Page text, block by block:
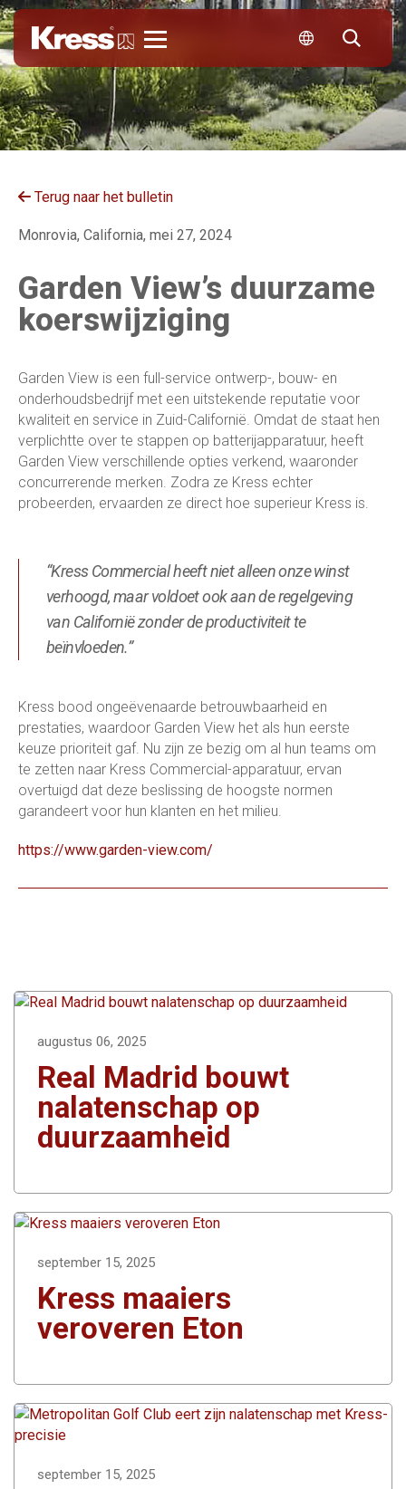
Terug naar het bulletin
Monrovia, California, mei 27, 2024
Garden View’s duurzame
koerswijziging
Garden View is een full-service ontwerp-, bouw- en
onderhoudsbedrijf met een uitstekende reputatie voor
kwaliteit en service in Zuid-Californië. Omdat de staat hen
verplichtte over te stappen op batterijapparatuur, heeft
Garden View verschillende opties verkend, waaronder
concurrerende merken. Zodra ze Kress echter
probeerden, ervaarden ze direct hoe superieur Kress is.
“Kress Commercial heeft niet alleen onze winst
verhoogd, maar voldoet ook aan de regelgeving
van Californië zonder de productiviteit te
beïnvloeden.”
Kress bood ongeëvenaarde betrouwbaarheid en
prestaties, waardoor Garden View het als hun eerste
keuze prioriteit gaf. Nu zijn ze bezig om al hun teams om
te zetten naar Kress Commercial-apparatuur, ervan
overtuigd dat deze beslissing de hoogste normen
garandeert voor hun klanten en het milieu.
https://www.garden-view.com/
augustus 06, 2025
Real Madrid bouwt
nalatenschap op
duurzaamheid
september 15, 2025
Kress maaiers
veroveren Eton
september 15, 2025